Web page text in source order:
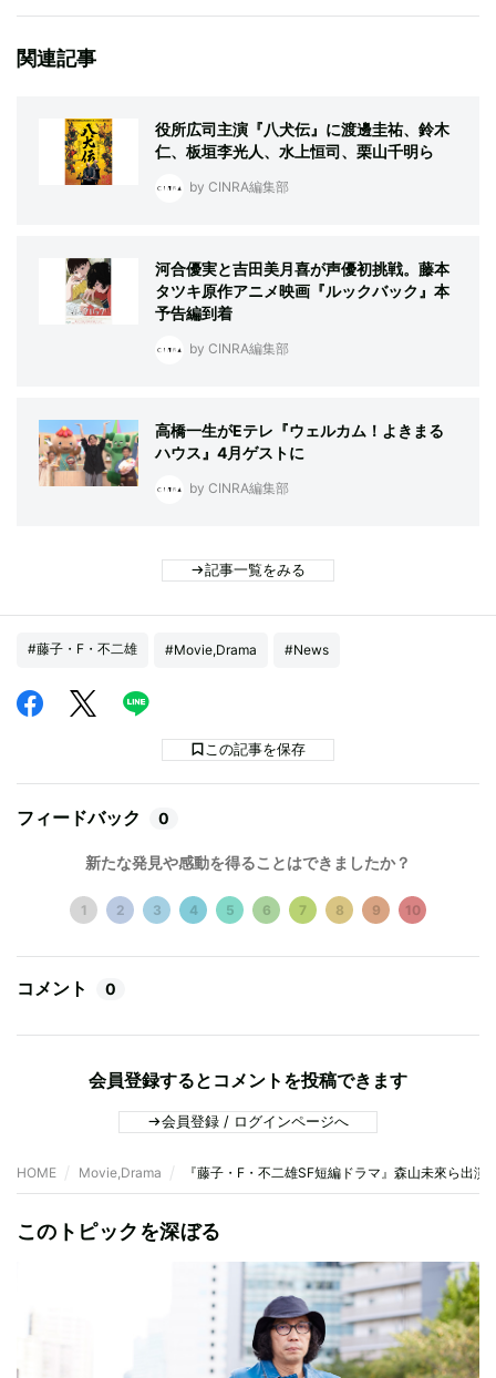
関連記事
役所広司主演『八犬伝』に渡邊圭祐、鈴木
仁、板垣李光人、水上恒司、栗山千明ら
by CINRA編集部
河合優実と吉田美月喜が声優初挑戦。藤本
タツキ原作アニメ映画『ルックバック』本
予告編到着
by CINRA編集部
高橋一生がEテレ『ウェルカム！よきまる
ハウス』4月ゲストに
by CINRA編集部
記事一覧をみる
#藤子・F・不二雄 #Movie,Drama #News
この記事を保存
フィードバック 0
新たな発見や感動を得ることはできましたか？
1 2 3 4 5 6 7 8 9 10
コメント 0
会員登録するとコメントを投稿できます
会員登録 / ログインページへ
HOME Movie,Drama 『藤子・F・不二雄SF短編ドラマ』森山未來ら出
このトピックを深ぼる